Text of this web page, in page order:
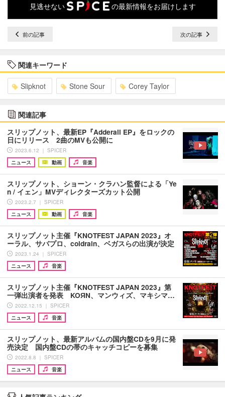
見逃せない の最新情報をお届けします
前の記事 次の記事
関連キーワード
Slipknot Stone Sour Corey Taylor
関連記事
スリップノット、最新EP『Adderall EP』をロックの
日にリリース 2曲のMVも公開に
2023.6.12 ｜ SPICER
ニュース
動画 音楽
スリップノット、ショーン・クラハン監督による「Ye
n / イェン」MVディレクターズカット公開
2023.2.7 ｜ SPICER
ニュース
動画 音楽
スリップノット主催『KNOTFEST JAPAN 2023』オ
ーラル、サバプロ、coldrain、ベガスらの出演が決定
2023.1.24 ｜ SPICER
ニュース
音楽
スリップノット主催『KNOTFEST JAPAN 2023』第
一弾出演者を発表 KOЯN、マンウィズ、マキシマ…
2022.12.15 ｜ SPICER
ニュース
音楽
スリップノット、最新アルバムの国内盤CDを9月に発
売決定 国内盤CDの帯のキャッチコピーを募集
2022.8.8 ｜ SPICER
ニュース
音楽